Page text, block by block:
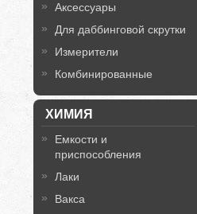
Аксессуары
Для даббинговой скрутки
Измерители
Комбинированные
ХИМИЯ
Емкости и
приспособления
Лаки
Вакса